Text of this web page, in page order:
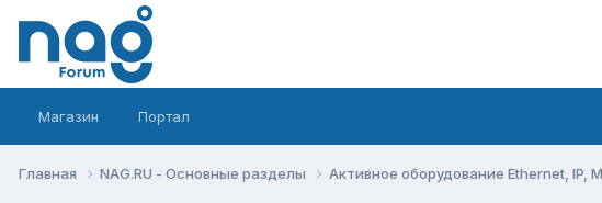
Магазин Портал
Главная NAG.RU - Основные разделы Активное оборудование Ethernet, IP,